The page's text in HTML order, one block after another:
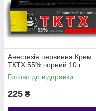
Анестезія первинна Крем
ТКТХ 55% чорний 10 г
Готово до відправки
225 ₴